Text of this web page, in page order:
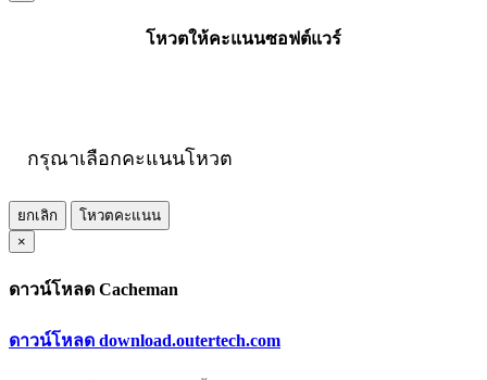
โหวตให้คะแนนซอฟต์แวร์
กรุณาเลือกคะแนนโหวต
ยกเลิก
โหวตคะแนน
×
ดาวน์โหลด Cacheman
ดาวน์โหลด download.outertech.com